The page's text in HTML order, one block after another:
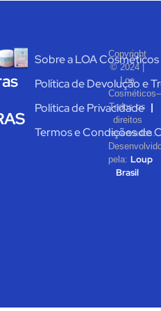
Sobre a LOA Cosméticos
Política de Devolução e
Política de Privacidade
Termos e Condições de
Copyright
© 2024 |
Loa
Cosméticos–
Todos os
direitos
reservados.
pela: Loup
Brasil